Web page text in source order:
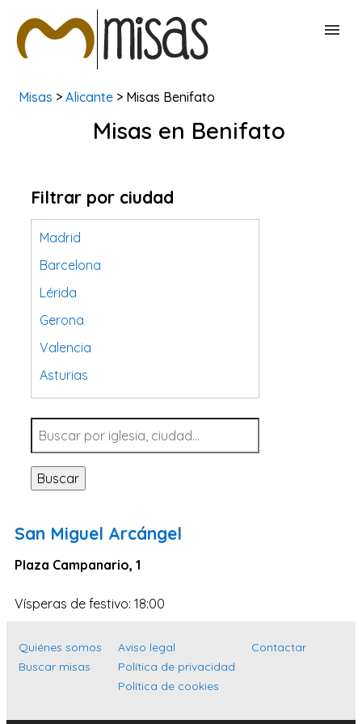
BUSCAR MISAS
Misas > Alicante > Misas Benifato
Misas en Benifato
Filtrar por ciudad
Madrid
Barcelona
Lérida
Gerona
Valencia
Asturias
Tarragona
Navarra
Valladolid
Sevilla
Santa Cruz de Tenerife
Cantabria
Islas Baleares
Málaga
Buscar
San Miguel Arcángel
Plaza Campanario, 1
Vísperas de festivo: 18:00
Quiénes somos
Buscar misas
Aviso legal
Política de privacidad
Política de cookies
Contactar